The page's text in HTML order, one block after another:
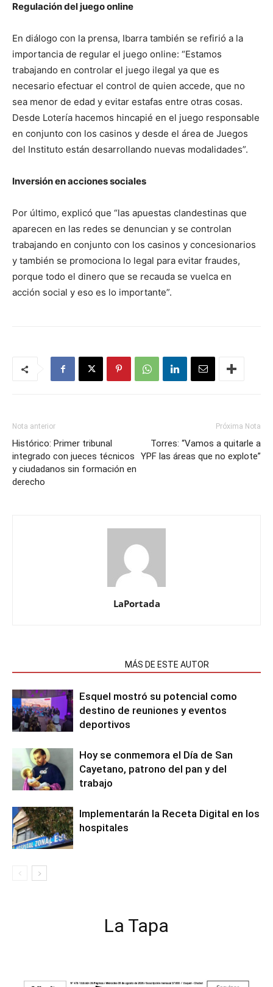
Regulación del juego online
En diálogo con la prensa, Ibarra también se refirió a la
importancia de regular el juego online: “Estamos
trabajando en controlar el juego ilegal ya que es
necesario efectuar el control de quien accede, que no
sea menor de edad y evitar estafas entre otras cosas.
Desde Lotería hacemos hincapié en el juego responsable
en conjunto con los casinos y desde el área de Juegos
del Instituto están desarrollando nuevas modalidades”.
Inversión en acciones sociales
Por último, explicó que “las apuestas clandestinas que
aparecen en las redes se denuncian y se controlan
trabajando en conjunto con los casinos y concesionarios
y también se promociona lo legal para evitar fraudes,
porque todo el dinero que se recauda se vuelca en
acción social y eso es lo importante”.
Nota anterior
Histórico: Primer tribunal
integrado con jueces técnicos
y ciudadanos sin formación en
derecho
Próxima Nota
Torres: “Vamos a quitarle a
YPF las áreas que no explote”
LaPortada
MÁS DE ESTE AUTOR
Esquel mostró su potencial como
destino de reuniones y eventos
deportivos
Hoy se conmemora el Día de San
Cayetano, patrono del pan y del
trabajo
Implementarán la Receta Digital en los
hospitales
La Tapa